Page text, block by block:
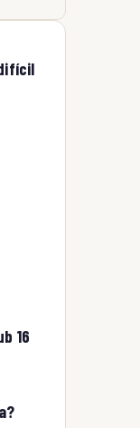
16